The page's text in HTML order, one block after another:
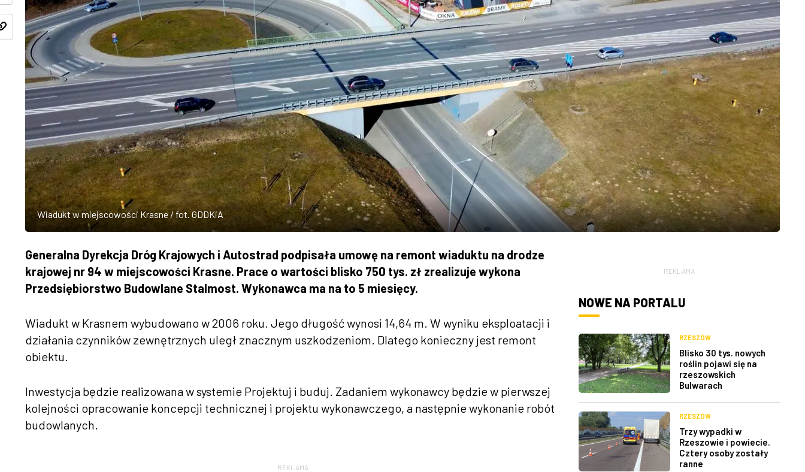
Wiadukt w miejscowości Krasne / fot. GDDKiA
Generalna Dyrekcja Dróg Krajowych i Autostrad podpisała umowę na remont wiaduktu na drodze
krajowej nr 94 w miejscowości Krasne. Prace o wartości blisko 750 tys. zł zrealizuje wykona
Przedsiębiorstwo Budowlane Stalmost. Wykonawca ma na to 5 miesięcy.
Wiadukt w Krasnem wybudowano w 2006 roku. Jego długość wynosi 14,64 m. W wyniku eksploatacji i
działania czynników zewnętrznych uległ znacznym uszkodzeniom. Dlatego konieczny jest remont
obiektu.
Inwestycja będzie realizowana w systemie Projektuj i buduj. Zadaniem wykonawcy będzie w pierwszej
kolejności opracowanie koncepcji technicznej i projektu wykonawczego, a następnie wykonanie robót
budowlanych.
REKLAMA
REKLAMA
NOWE NA PORTALU
RZESZÓW
Blisko 30 tys. nowych
roślin pojawi się na
rzeszowskich
Bulwarach
RZESZÓW
Trzy wypadki w
Rzeszowie i powiecie.
Cztery osoby zostały
ranne